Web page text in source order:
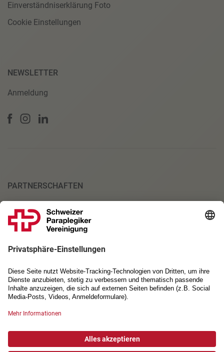
Einverständniserklärung Foto
Cookie Einstellungen
NEWSLETTER
Anmeldung
PARTNERSCHAFTEN